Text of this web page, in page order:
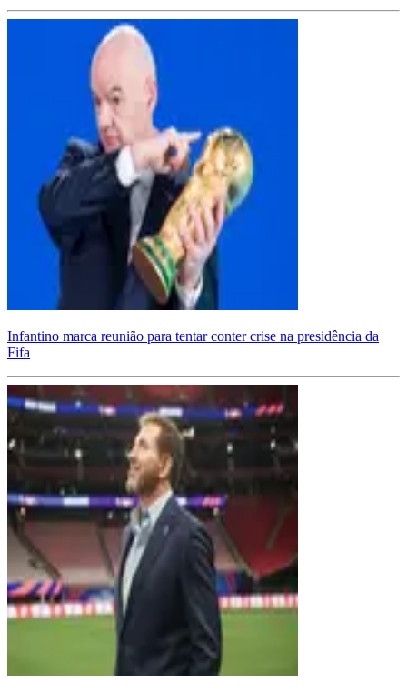
Infantino marca reunião para tentar conter crise na presidência da
Fifa